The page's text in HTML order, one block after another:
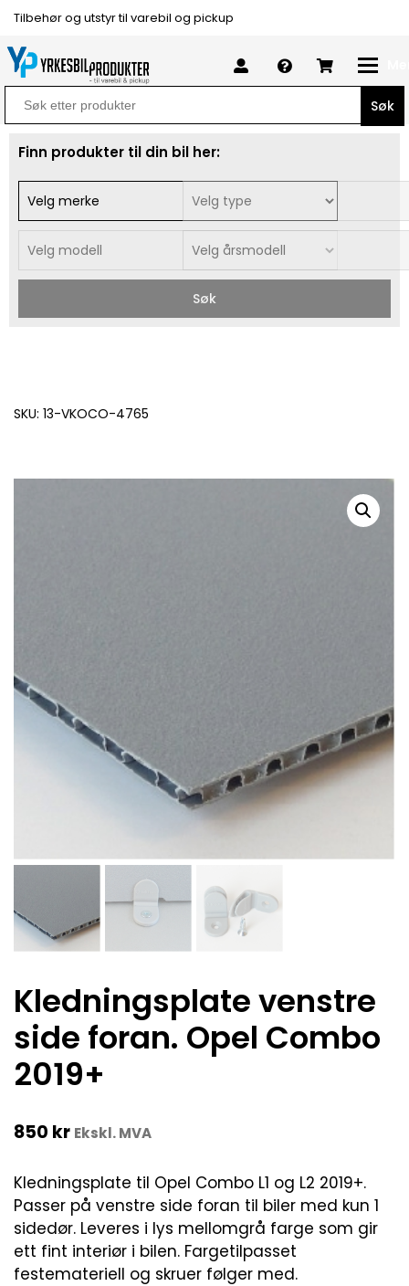
Tilbehør og utstyr til varebil og pickup
Search
for:
Finn produkter til din bil her:
Søk
SKU: 13-VKOCO-4765
Kledningsplate venstre
side foran. Opel Combo
2019+
850 kr Ekskl. MVA
Kledningsplate til Opel Combo L1 og L2 2019+.
Passer på venstre side foran til biler med kun 1
sidedør. Leveres i lys mellomgrå farge som gir
ett fint interiør i bilen. Fargetilpasset
festemateriell og skruer følger med.